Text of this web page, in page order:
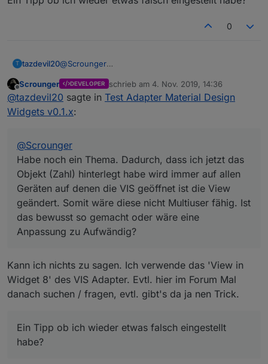
0
T tazdevil20@Scrounger
Objekt (Zahl) hinterlegt habe wird immer auf allen
Geräten auf denen die VIS geöffnet ist die View
geändert. Somit wäre diese nicht Multiuser fähig. Ist
Vielleicht auch noch ein weiterer Tipp zu den
Schaltern (switch). Die zeigen mir ab und zu den
falschen Status an. Wenn ich den Schalter dann
wieder "richtig" stelle und erneut drauf tippe wird
die Aktion auch ausgeführt.
Ein Tipp ob ich wieder etwas falsch eingestellt
Offline
Scrounger DEVELOPER schrieb am 4. Nov. 2019, 14:36
zuletzt editiert von
@tazdevil20 sagte in Test Adapter Material Design
Widgets v0.1.x:
@Scrounger
Habe noch ein Thema. Dadurch, dass ich jetzt das
Objekt (Zahl) hinterlegt habe wird immer auf allen
Geräten auf denen die VIS geöffnet ist die View
geändert. Somit wäre diese nicht Multiuser fähig. Ist
das bewusst so gemacht oder wäre eine
Anpassung zu Aufwändig?
Kann ich nichts zu sagen. Ich verwende das 'View in
Widget 8' des VIS Adapter. Evtl. hier im Forum Mal
danach suchen / fragen, evtl. gibt's da ja nen Trick.
Ein Tipp ob ich wieder etwas falsch eingestellt
habe?